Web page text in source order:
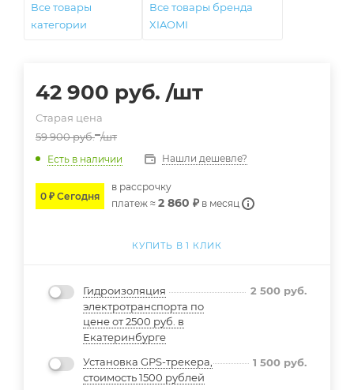
Все товары
категории
Все товары бренда
XIAOMI
42 900 руб. /шт
Старая цена
59 900руб. /шт
Есть в наличии Нашли дешевле?
0 ₽ Сегодня
в расcрочку
платеж ≈ 2 860 ₽ в месяц
КУПИТЬ В 1 КЛИК
Гидроизоляция
электротранспорта по
цене от 2500 руб. в
Екатеринбурге
2 500 руб.
Установка GPS-трекера,
стоимость 1500 рублей
1 500 руб.